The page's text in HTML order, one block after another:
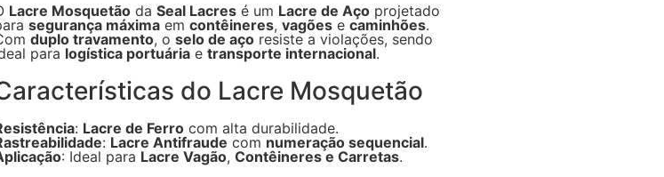
Lacre Mosquetão da Seal Lacres é um Lacre de Aço projetado
segurança máxima em contêineres, vagões e caminhões.
duplo travamento, o selo de aço resiste a violações, sendo
para logística portuária e transporte internacional.
do Lacre Mosquetão
: Lacre de Ferro com alta durabilidade.
: Lacre Antifraude com numeração sequencial.
: Ideal para Lacre Vagão, Contêineres e Carretas.